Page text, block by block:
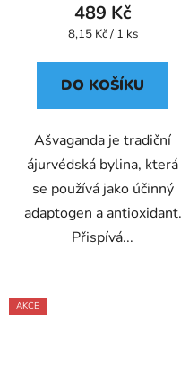
489 Kč
Měrná
8,15 Kč / 1 ks
DO KOŠÍKU
Ašvaganda je tradiční
ájurvédská bylina, která
se používá jako účinný
adaptogen a antioxidant.
Přispívá...
AKCE